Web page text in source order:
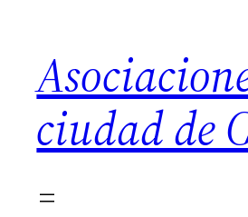
contenido
ciudad de